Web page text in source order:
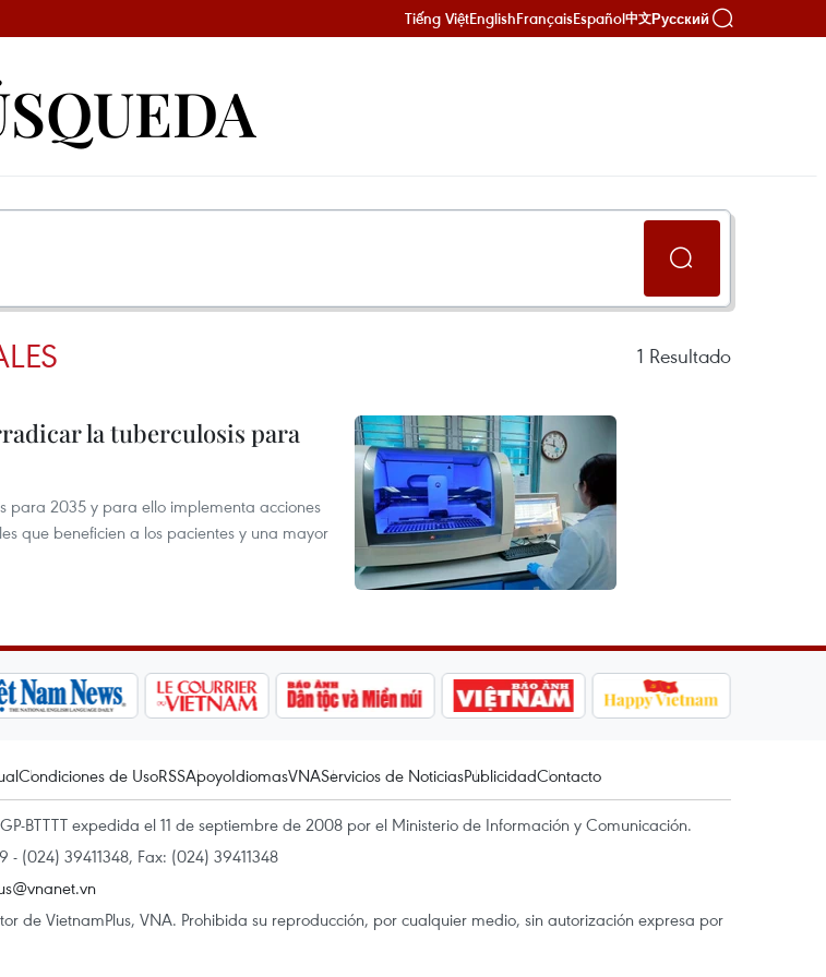
Tiếng ViệtEnglishFrançaisEspañol中文Русский
1 Resultado
la tuberculosis para
para 2035 y para ello implementa acciones
que beneficien a los pacientes y una mayor
Condiciones de UsoRSSApoyoIdiomasVNAServicios de NoticiasPublicidadContacto
BTTTT expedida el 11 de septiembre de 2008 por el Ministerio de Información y Comunicación.
- (024) 39411348, Fax: (024) 39411348
de VietnamPlus, VNA. Prohibida su reproducción, por cualquier medio, sin autorización expresa por